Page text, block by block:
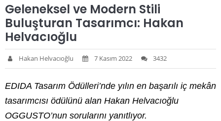
Geleneksel ve Modern Stili
Buluşturan Tasarımcı: Hakan
Helvacıoğlu
Hakan Helvacıoğlu 7 Kasım 2022 3432
EDIDA Tasarım Ödülleri’nde yılın en başarılı iç mekân
tasarımcısı ödülünü alan Hakan Helvacıoğlu
OGGUSTO’nun sorularını yanıtlıyor.